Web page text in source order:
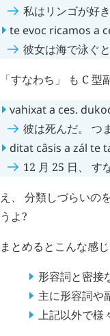
私はリンゴが好
te evoc ricamos a
彼女は海で泳ぐ
「すなわち」 も C
vahixata ces.
彼は死んだ。 つ
ditat câsis a zál te
12 月 25 日、 す
え、 分類しづらいの
うよ?
まとめるとこんな感じ
形容詞と密接
主に形容詞や
上記以外で様